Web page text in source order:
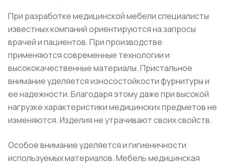
При разработке медицинской мебели специалисты
известных компаний ориентируются на запросы
врачей и пациентов. При производстве
применяются современные технологии и
высококачественные материалы. Пристальное
внимание уделяется износостойкости фурнитуры и
ее надежности. Благодаря этому даже при высокой
нагрузке характеристики медицинских предметов не
изменяются. Изделия не утрачивают своих свойств.
Особое внимание уделяется и гигиеничности
используемых материалов. Мебель медицинская